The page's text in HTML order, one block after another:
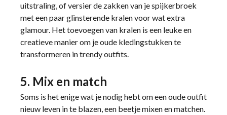
uitstraling, of versier de zakken van je spijkerbroek
met een paar glinsterende kralen voor wat extra
glamour. Het toevoegen van kralen is een leuke en
creatieve manier om je oude kledingstukken te
transformeren in trendy outfits.
5. Mix en match
Soms is het enige wat je nodig hebt om een oude outfit
nieuw leven in te blazen, een beetje mixen en matchen.